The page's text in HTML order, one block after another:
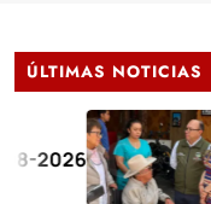
ÚLTIMAS NOTICIAS
el